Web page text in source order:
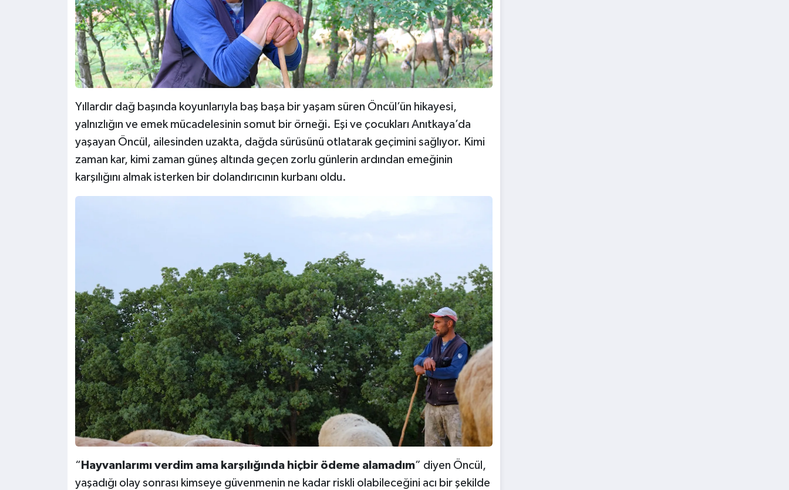
Yıllardır dağ başında koyunlarıyla baş başa bir yaşam süren Öncül’ün hikayesi,
yalnızlığın ve emek mücadelesinin somut bir örneği. Eşi ve çocukları Anıtkaya’da
yaşayan Öncül, ailesinden uzakta, dağda sürüsünü otlatarak geçimini sağlıyor. Kimi
zaman kar, kimi zaman güneş altında geçen zorlu günlerin ardından emeğinin
karşılığını almak isterken bir dolandırıcının kurbanı oldu.
“ Hayvanlarımı verdim ama karşılığında hiçbir ödeme alamadım” diyen Öncül,
yaşadığı olay sonrası kimseye güvenmenin ne kadar riskli olabileceğini acı bir şekilde